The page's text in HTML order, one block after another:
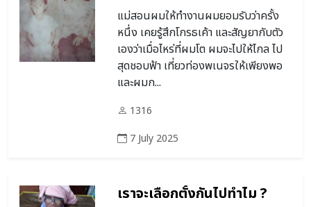
แม่สอนผมให้ทำงานผมยอมรับว่าครั้ง
หนึ่ง เคยรู้สึกโกรธเค้า และสัญยากับตัว
เองว่าเมื่อไหร่ที่ผมโต ผมจะไปให้ไกล ไป
สุดชอบฟ้า เที่ยวท่องพเนจรให้เพียงพอ
และผมก...
1316
7 July 2025
เราจะเลือกตั้งกันไปทำไม ?